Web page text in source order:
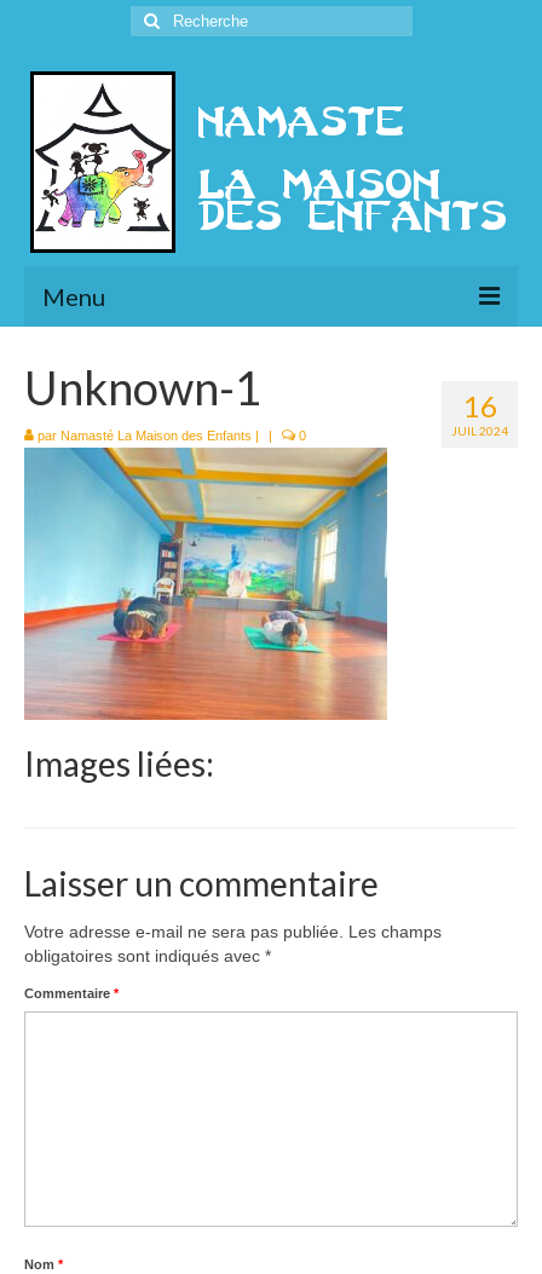
Rechercher
:
Menu
Présentation
l’Ethique
Historique
Le Népal
Documents
Parrainages
Missions 2023
Actualités
16
JUIL 2024
Unknown-1
par Namasté La Maison des Enfants | | 0
Images liées:
Laisser un commentaire
Votre adresse e-mail ne sera pas publiée.
Les champs
obligatoires sont indiqués avec *
Commentaire *
Nom *